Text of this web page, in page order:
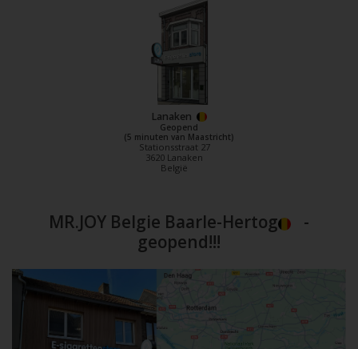
Lanaken
Geopend
(5 minuten van Maastricht)
Stationsstraat 27
3620 Lanaken
België
MR.JOY Belgie Baarle-Hertog
-
geopend!!!